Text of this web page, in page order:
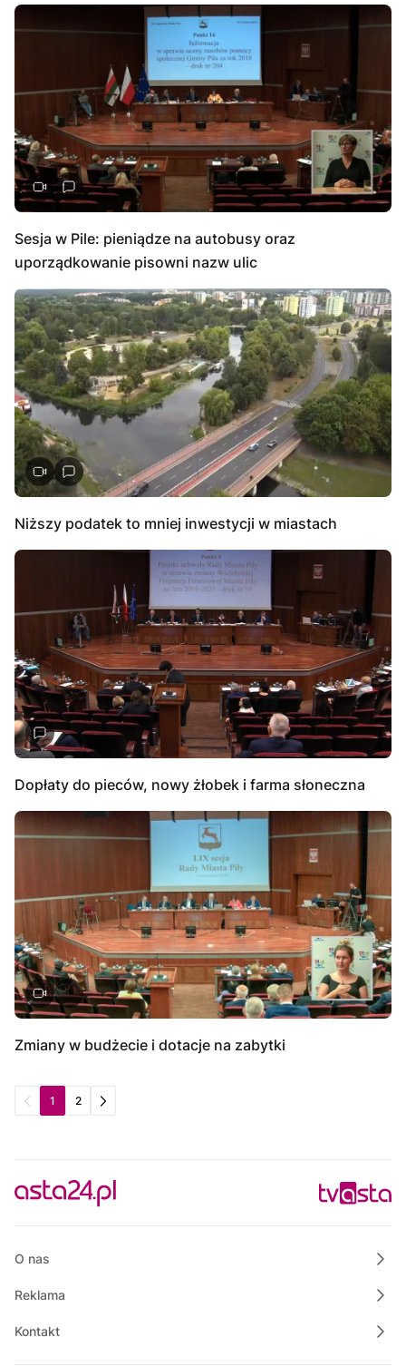
Sesja w Pile: pieniądze na autobusy oraz
uporządkowanie pisowni nazw ulic
Niższy podatek to mniej inwestycji w miastach
Dopłaty do pieców, nowy żłobek i farma słoneczna
Zmiany w budżecie i dotacje na zabytki
1 2
O nas
Reklama
Kontakt